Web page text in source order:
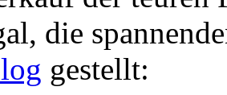
die
gestellt: